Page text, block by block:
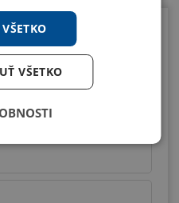
- 4 vnútorné
VŠETKO